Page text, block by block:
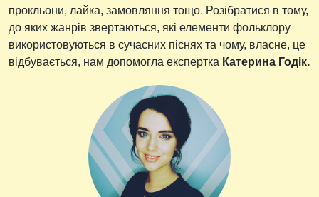
прокльони, лайка, замовляння тощо. Розібратися в тому,
до яких жанрів звертаються, які елементи фольклору
використовуються в сучасних піснях та чому, власне, це
відбувається, нам допомогла експертка Катерина Годік.